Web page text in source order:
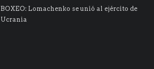
BOXEO: Lomachenko se unió al ejército de
Ucrania